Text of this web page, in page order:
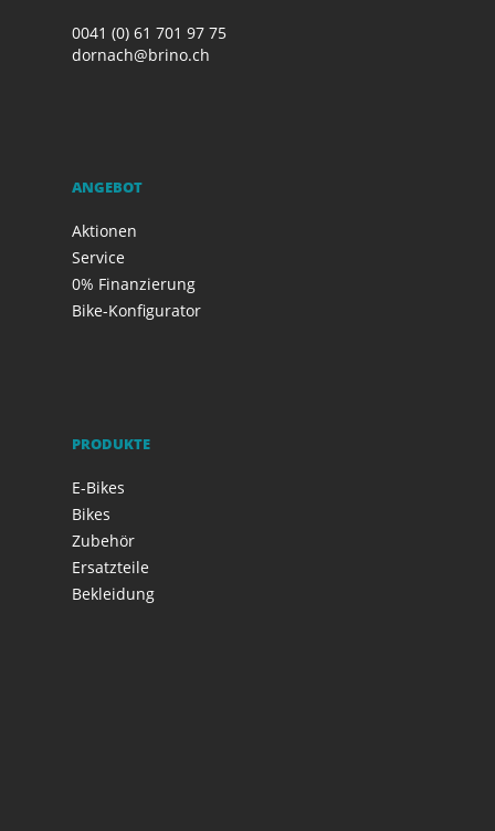
0041 (0) 61 701 97 75
dornach@brino.ch
ANGEBOT
Aktionen
Service
0% Finanzierung
Bike-Konfigurator
PRODUKTE
E-Bikes
Bikes
Zubehör
Ersatzteile
Bekleidung